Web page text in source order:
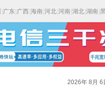
广东 广西 海南 河北 河南 湖北 湖南
2026年 8月 6